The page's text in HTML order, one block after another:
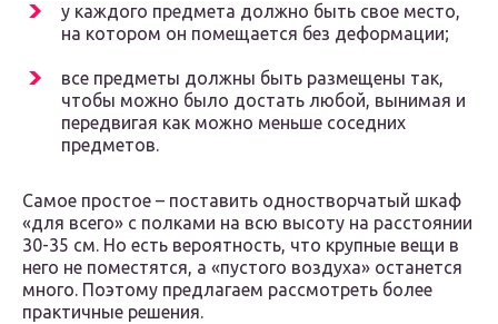
у каждого предмета должно быть свое место,
на котором он помещается без деформации;
все предметы должны быть размещены так,
чтобы можно было достать любой, вынимая и
передвигая как можно меньше соседних
предметов.
Самое простое – поставить одностворчатый шкаф
«для всего» с полками на всю высоту на расстоянии
30-35 см. Но есть вероятность, что крупные вещи в
него не поместятся, а «пустого воздуха» останется
много. Поэтому предлагаем рассмотреть более
практичные решения.